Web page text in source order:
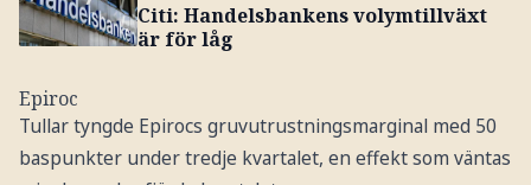
Citi: Handelsbankens volymtillväxt
är för låg
Epiroc
Tullar tyngde Epirocs gruvutrustningsmarginal med 50
baspunkter under tredje kvartalet, en effekt som väntas